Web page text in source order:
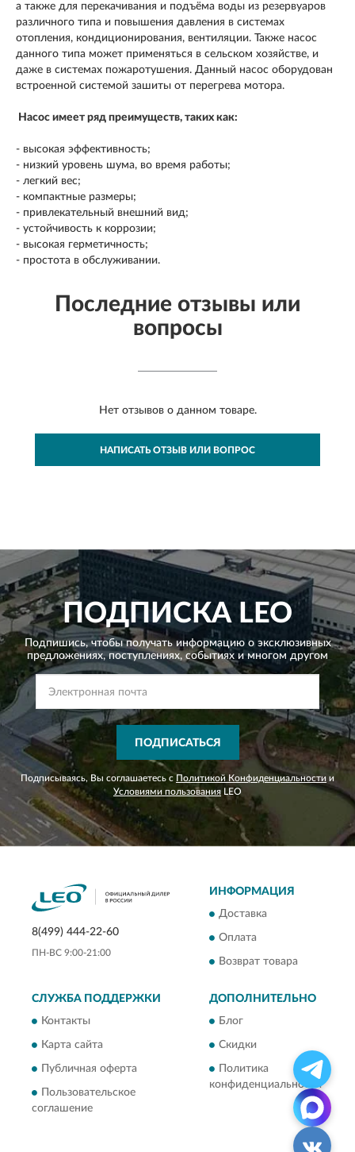
а также для перекачивания и подъёма воды из резервуаров
различного типа и повышения давления в системах
отопления, кондиционирования, вентиляции. Также насос
данного типа может применяться в сельском хозяйстве, и
даже в системах пожаротушения. Данный насос оборудован
встроенной системой зашиты от перегрева мотора.
Насос имеет ряд преимуществ, таких как:
- высокая эффективность;
- низкий уровень шума, во время работы;
- легкий вес;
- компактные размеры;
- привлекательный внешний вид;
- устойчивость к коррозии;
- высокая герметичность;
- простота в обслуживании.
Последние отзывы или
вопросы
Нет отзывов о данном товаре.
НАПИСАТЬ ОТЗЫВ ИЛИ ВОПРОС
ПОДПИСКАLEO
Подпишись, чтобы получать информацию о эксклюзивных
предложениях,поступлениях, событиях и многом другом
ПОДПИСАТЬСЯ
Подписываясь, Вы соглашаетесь сПолитикой Конфиденциальности и
Условиями пользования LEO
8(499) 444-22-60
ПН-ВС 9:00-21:00
ИНФОРМАЦИЯ
Доставка
Оплата
Возврат товара
СЛУЖБА ПОДДЕРЖКИ
Контакты
Карта сайта
Публичная оферта
Пользовательское
соглашение
ДОПОЛНИТЕЛЬНО
Блог
Скидки
Политика
конфиденциальности